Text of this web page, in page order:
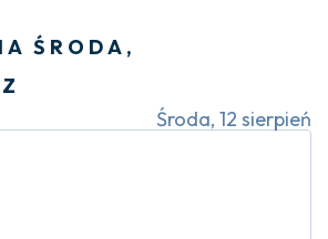
ŚRODA,
Środa, 12 sierpień